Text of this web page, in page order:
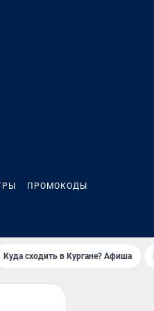
ПРОМОКОДЫ
Куда сходить в Кургане? Афиша